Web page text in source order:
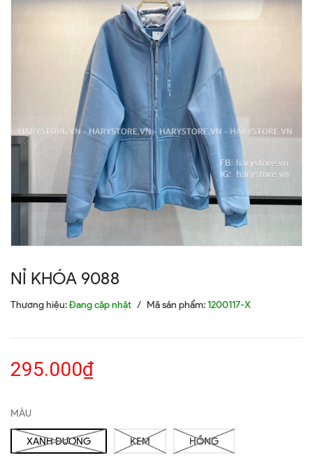
NỈ KHÓA 9088
Thương hiệu:Đang cập nhật / Mã sản phẩm:1200117-X
295.000₫
MÀU
XANH DƯƠNG KEM HỒNG